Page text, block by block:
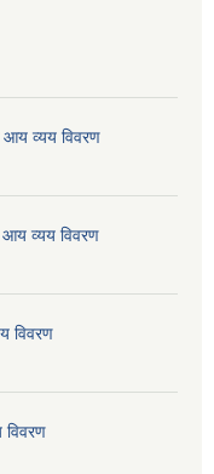
व्यय विवरण
व्यय विवरण
विवरण